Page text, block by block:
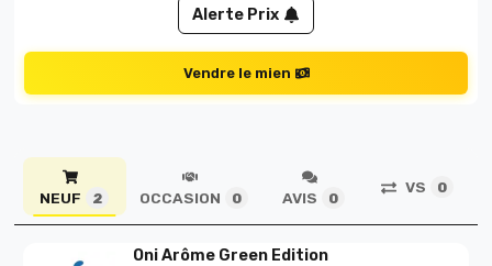
Alerte Prix
Vendre le mien
NEUF 2 OCCASION 0 AVIS 0
VS 0
Oni Arôme Green Edition